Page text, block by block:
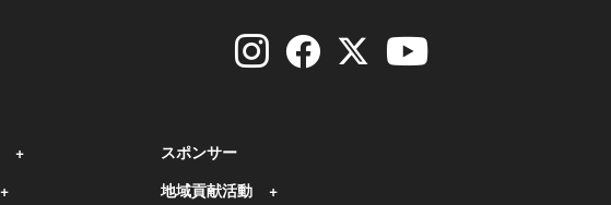
スポンサー
地域貢献活動